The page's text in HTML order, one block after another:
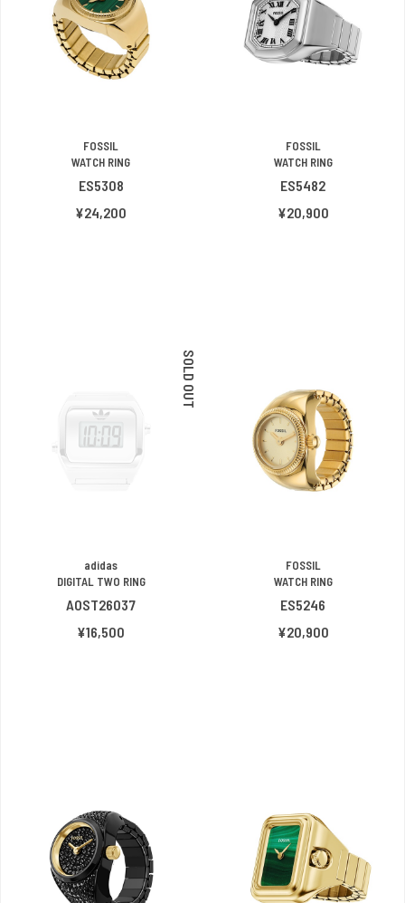
FOSSIL
WATCH RING
ES5308
¥24,200
FOSSIL
WATCH RING
ES5482
¥20,900
SOLD OUT
adidas
DIGITAL TWO RING
AOST26037
¥16,500
FOSSIL
WATCH RING
ES5246
¥20,900